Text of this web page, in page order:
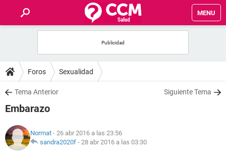
MENU
FOROS
SALUD
NUTRICIÓN
Foros Sexualidad
Tema Anterior Siguiente Tema
Embarazo
Normat - 26 abr 2016 a las 23:56
sandra2020f - 28 abr 2016 a las 03:30